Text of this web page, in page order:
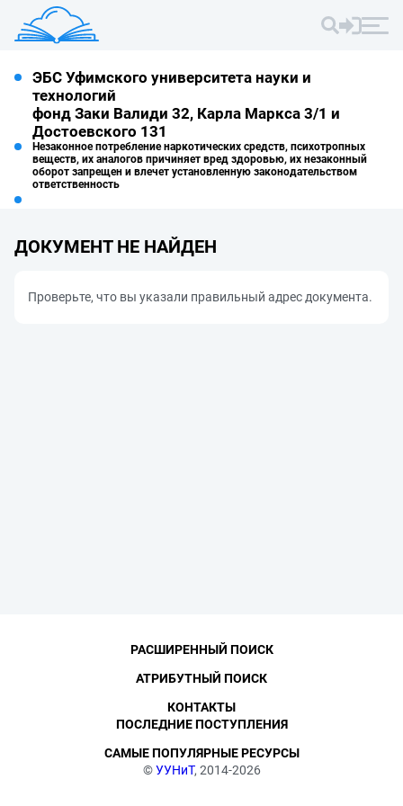
ЭБС Уфимского университета науки и
технологий
фонд Заки Валиди 32, Карла Маркса 3/1 и
Достоевского 131
Незаконное потребление наркотических средств, психотропных
веществ, их аналогов причиняет вред здоровью, их незаконный
оборот запрещен и влечет установленную законодательством
ответственность
ДОКУМЕНТ НЕ НАЙДЕН
Проверьте, что вы указали правильный адрес документа.
©УУНиТ, 2014-2026
РАСШИРЕННЫЙ ПОИСК
АТРИБУТНЫЙ ПОИСК
КОНТАКТЫ
ПОСЛЕДНИЕ ПОСТУПЛЕНИЯ
САМЫЕ ПОПУЛЯРНЫЕ РЕСУРСЫ